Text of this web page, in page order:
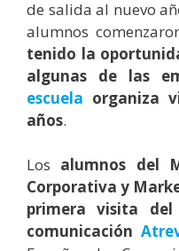
de salida al nuevo
alumnos
tenido la
algunas de las
escuela organiza
años.
Los alumnos del
Corporativa y
primera visita
comunicación